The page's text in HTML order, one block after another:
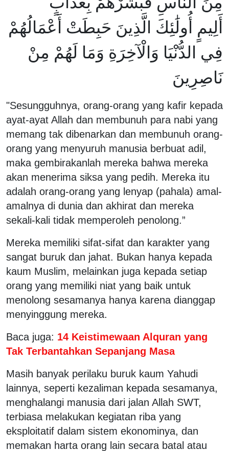
أَلِيمٍ أُولَٰئِكَ الَّذِينَ حَبِطَتْ أَعْمَالُهُمْ
فِي الدُّنْيَا وَالْآخِرَةِ وَمَا لَهُمْ مِنْ
نَاصِرِينَ
"Sesungguhnya, orang-orang yang kafir kepada
ayat-ayat Allah dan membunuh para nabi yang
memang tak dibenarkan dan membunuh orang-
orang yang menyuruh manusia berbuat adil,
maka gembirakanlah mereka bahwa mereka
akan menerima siksa yang pedih. Mereka itu
adalah orang-orang yang lenyap (pahala) amal-
amalnya di dunia dan akhirat dan mereka
sekali-kali tidak memperoleh penolong.”
Mereka memiliki sifat-sifat dan karakter yang
sangat buruk dan jahat. Bukan hanya kepada
kaum Muslim, melainkan juga kepada setiap
orang yang memiliki niat yang baik untuk
menolong sesamanya hanya karena dianggap
menyinggung mereka.
Baca juga: 14 Keistimewaan Alquran yang
Tak Terbantahkan Sepanjang Masa
Masih banyak perilaku buruk kaum Yahudi
lainnya, seperti kezaliman kepada sesamanya,
menghalangi manusia dari jalan Allah SWT,
terbiasa melakukan kegiatan riba yang
eksploitatif dalam sistem ekonominya, dan
memakan harta orang lain secara batal atau